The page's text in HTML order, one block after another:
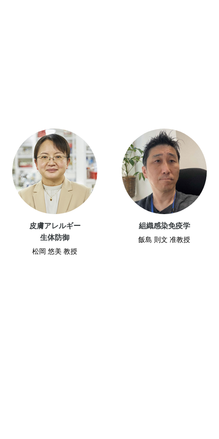
皮膚アレルギー
生体防御
松岡 悠美 教授
組織感染免疫学
飯島 則文 准教授